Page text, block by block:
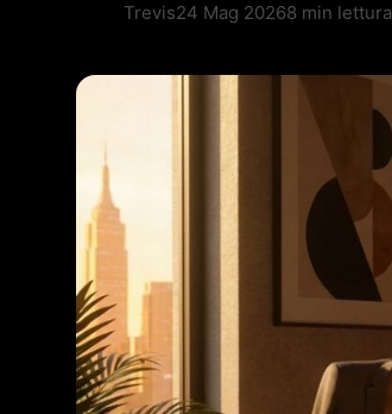
Trevis24 Mag 20268 min lettura